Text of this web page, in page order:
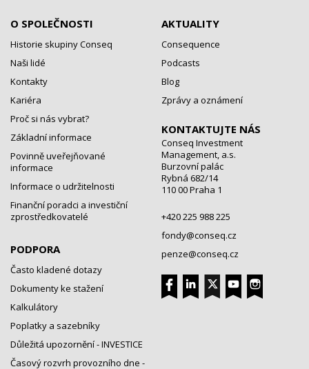
O SPOLEČNOSTI
Historie skupiny Conseq
Naši lidé
Kontakty
Kariéra
Proč si nás vybrat?
Základní informace
Povinně uveřejňované
informace
Informace o udržitelnosti
Finanční poradci a investiční
zprostředkovatelé
PODPORA
Často kladené dotazy
Dokumenty ke stažení
Kalkulátory
Poplatky a sazebníky
Důležitá upozornění - INVESTICE
Časový rozvrh provozního dne -
AKTUALITY
Consequence
Podcasts
Blog
Zprávy a oznámení
KONTAKTUJTE NÁS
Conseq Investment
Management, a.s.
Burzovní palác
Rybná 682/14
110 00 Praha 1
+420 225 988 225
fondy@conseq.cz
penze@conseq.cz